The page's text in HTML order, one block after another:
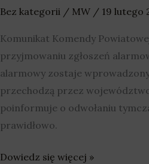
Bez kategorii / MW / 19 lutego
Komunikat Komendy
przyjmowaniu zgłoszeń
alarmowy zostaje
przechodzą przez
poinformuje o odwołaniu
prawidłowo.
Dowiedz się więcej »